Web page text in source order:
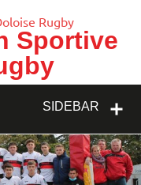
Sportive
SIDEBAR